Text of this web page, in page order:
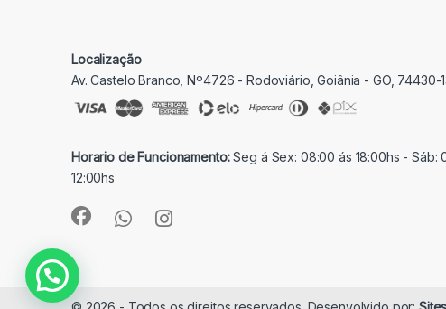
Localização
Av. Castelo Branco, Nº4726 - Rodoviário, Goiânia - GO, 74430-
Horario de Funcionamento:Seg á Sex: 08:00 ás 18:00hs - Sáb:
12:00hs